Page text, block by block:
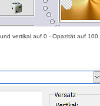
vertikal auf 0 - Opazität auf